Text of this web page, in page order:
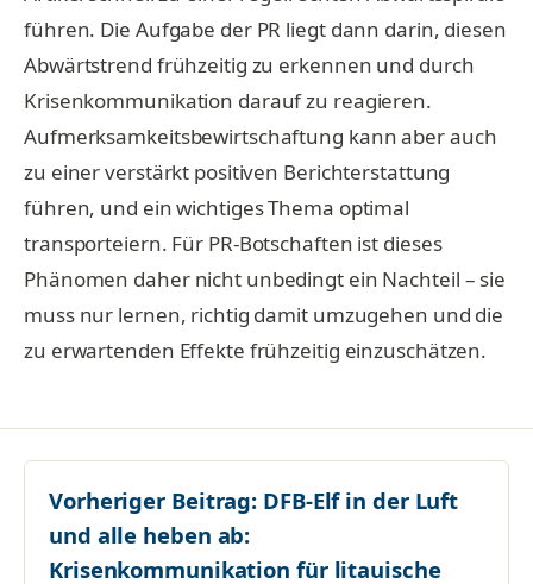
führen. Die Aufgabe der PR liegt dann darin, diesen
Abwärtstrend frühzeitig zu erkennen und durch
Krisenkommunikation darauf zu reagieren.
Aufmerksamkeitsbewirtschaftung kann aber auch
zu einer verstärkt positiven Berichterstattung
führen, und ein wichtiges Thema optimal
transporteiern. Für PR-Botschaften ist dieses
Phänomen daher nicht unbedingt ein Nachteil – sie
muss nur lernen, richtig damit umzugehen und die
zu erwartenden Effekte frühzeitig einzuschätzen.
Vorheriger Beitrag: DFB-Elf in der Luft
und alle heben ab:
Krisenkommunikation für litauische